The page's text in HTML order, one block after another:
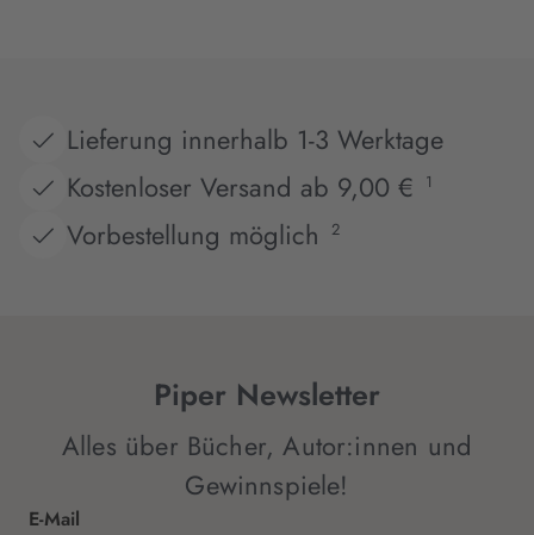
Lieferung innerhalb 1-3 Werktage
Kostenloser Versand ab 9,00 €
1
Vorbestellung möglich 2
Piper Newsletter
Alles über Bücher, Autor:innen und
Gewinnspiele!
E-Mail